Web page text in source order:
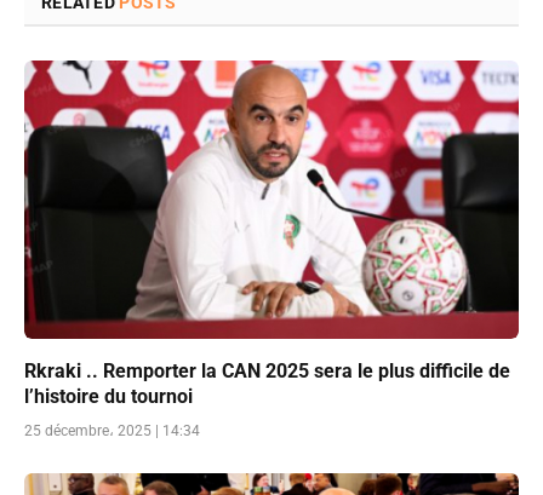
Rkraki .. Remporter la CAN 2025 sera le plus difficile de
l’histoire du tournoi
25 décembre، 2025 | 14:34